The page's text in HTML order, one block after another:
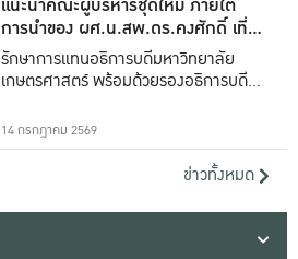
แนะนำคณะผู้บริหารชุดใหม่ ภายใต้
การนำของ ผศ.น.สพ.ดร.คงศักดิ์ เที่ยง
ธรรม
รักษาการแทนอธิการบดีมหาวิทยาลัย
เกษตรศาสตร์ พร้อมด้วยรองอธิการบดีทั้ง
14 กรกฎาคม 2569
ข่าวทั้งหมด